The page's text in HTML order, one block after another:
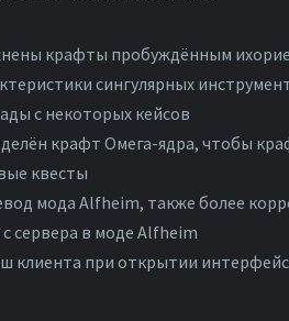
крафты пробуждённым
сингулярных
с некоторых кейсов
крафт Омега-ядра, чтобы
квесты
мода Alfheim, также более
сервера в моде Alfheim
клиента при открытии